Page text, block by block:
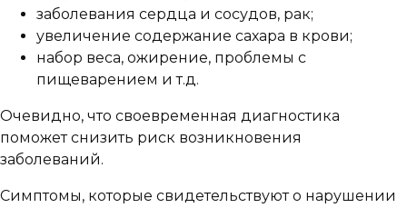
заболевания сердца и сосудов, рак;
увеличение содержание сахара в крови;
набор веса, ожирение, проблемы с
пищеварением и т.д.
Очевидно, что своевременная диагностика
поможет снизить риск возникновения
заболеваний.
Симптомы, которые свидетельствуют о нарушении